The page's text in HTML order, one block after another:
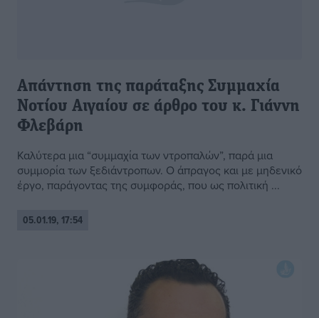
Απάντηση της παράταξης Συμμαχία
Νοτίου Αιγαίου σε άρθρο του κ. Γιάννη
Φλεβάρη
Καλύτερα μια “συμμαχία των ντροπαλών”, παρά μια
συμμορία των ξεδιάντροπων. Ο άπραγος και με μηδενικό
έργο, παράγοντας της συμφοράς, που ως πολιτική ...
05.01.19, 17:54